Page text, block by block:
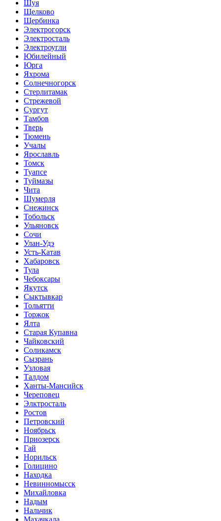
Шуя
Щелково
Щербинка
Электрогорск
Электросталь
Электроугли
Юбилейный
Юрга
Яхрома
Солнечногорск
Стерлитамак
Стрежевой
Сургут
Тамбов
Тверь
Тюмень
Учалы
Ярославль
Томск
Туапсе
Туймазы
Чита
Шумерля
Снежинск
Тобольск
Ульяновск
Сочи
Улан-Удэ
Усть-Катав
Хабаровск
Тула
Чебоксары
Якутск
Сыктывкар
Тольятти
Торжок
Ялта
Старая Купавна
Чайковский
Соликамск
Сызрань
Узловая
Талдом
Ханты-Мансийск
Череповец
Элктросталь
Ростов
Петровский
Ноябрьск
Приозерск
Гай
Норильск
Голицино
Находка
Невинномысск
Михайловка
Надым
Нальчик
Махачкала